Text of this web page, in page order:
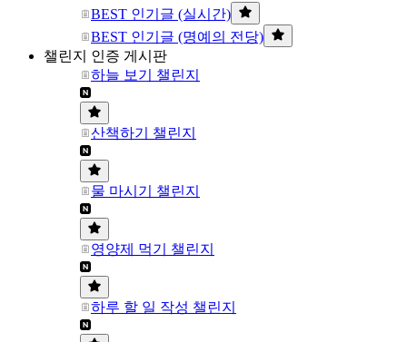
BEST 인기글 (실시간)
BEST 인기글 (명예의 전당)
챌린지 인증 게시판
하늘 보기 챌린지
산책하기 챌린지
물 마시기 챌린지
영양제 먹기 챌린지
하루 할 일 작성 챌린지